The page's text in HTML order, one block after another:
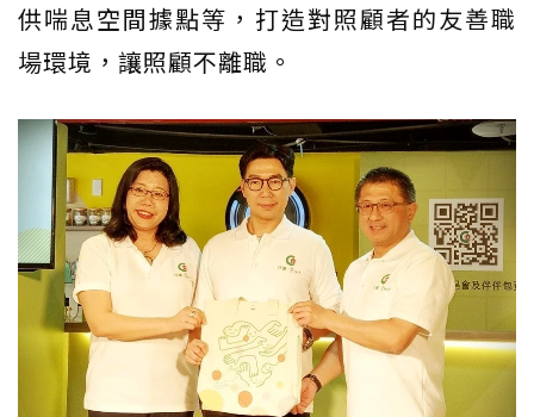
供喘息空間據點等，打造對照顧者的友善職
場環境，讓照顧不離職。